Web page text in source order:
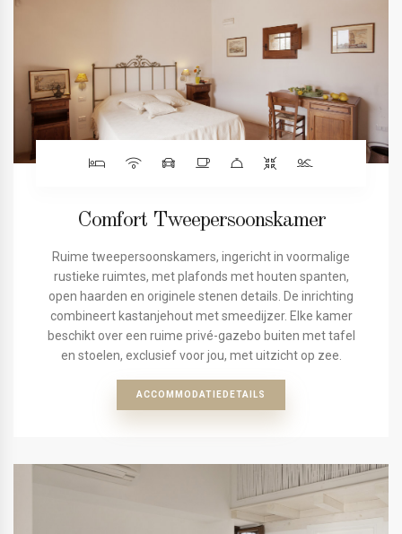
Comfort Tweepersoonskamer
Ruime tweepersoonskamers, ingericht in voormalige
rustieke ruimtes, met plafonds met houten spanten,
open haarden en originele stenen details. De inrichting
combineert kastanjehout met smeedijzer. Elke kamer
beschikt over een ruime privé-gazebo buiten met tafel
en stoelen, exclusief voor jou, met uitzicht op zee.
ACCOMMODATIEDETAILS